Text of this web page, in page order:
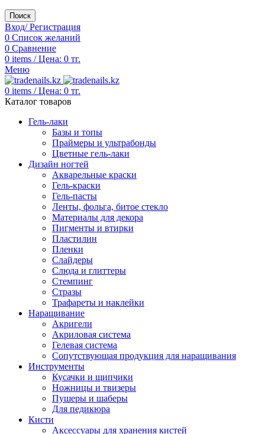
Поиск
Вход/ Регистрация
0 Список желаний
0 Сравнение
0 items / Цена: 0 тг.
Меню
0 items / Цена: 0 тг.
Каталог товаров
Гель-лаки
Базы и топы
Праймеры и ультрабонды
Цветные гель-лаки
Дизайн ногтей
Акварельные краски
Гель-краски
Гель-пасты
Ленты, фольга, битое стекло
Материалы для декора
Пигменты и втирки
Пластилин
Пленки
Слайдеры
Слюда и глиттеры
Стемпинг
Стразы
Трафареты и наклейки
Наращивание
Акригели
Акриловая система
Гелевая система
Сопутствующая продукция для наращивания
Инструменты
Кусачки и щипчики
Ножницы и твизеры
Пушеры и шаберы
Для педикюра
Кисти
Аксессуары для хранения кистей